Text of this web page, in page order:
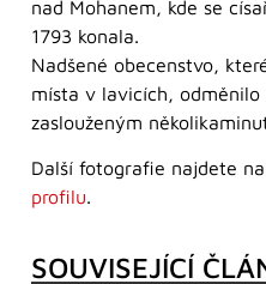
nad Mohanem, kde se
1793 konala.
Nadšené obecenstvo,
místa v lavicích,
zaslouženým
Další fotografie najdete na
profilu.
SOUVISEJÍCÍ